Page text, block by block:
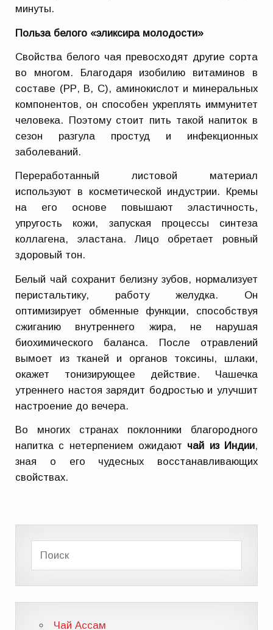
минуты.
Польза белого «эликсира молодости»
Свойства белого чая превосходят другие сорта
во многом. Благодаря изобилию витаминов в
составе (РР, В, С), аминокислот и минеральных
компонентов, он способен укреплять иммунитет
человека. Поэтому стоит пить такой напиток в
сезон разгула простуд и инфекционных
заболеваний.
Переработанный листовой материал
используют в косметической индустрии. Кремы
на его основе повышают эластичность,
упругость кожи, запуская процессы синтеза
коллагена, эластана. Лицо обретает ровный
здоровый тон.
Белый чай сохранит белизну зубов, нормализует
перистальтику, работу желудка. Он
оптимизирует обменные функции, способствуя
сжиганию внутреннего жира, не нарушая
биохимического баланса. После отравлений
вымоет из тканей и органов токсины, шлаки,
окажет тонизирующее действие. Чашечка
утреннего настоя зарядит бодростью и улучшит
настроение до вечера.
Во многих странах поклонники благородного
напитка с нетерпением ожидают чай из Индии,
зная о его чудесных восстанавливающих
свойствах.
Чай Ассам